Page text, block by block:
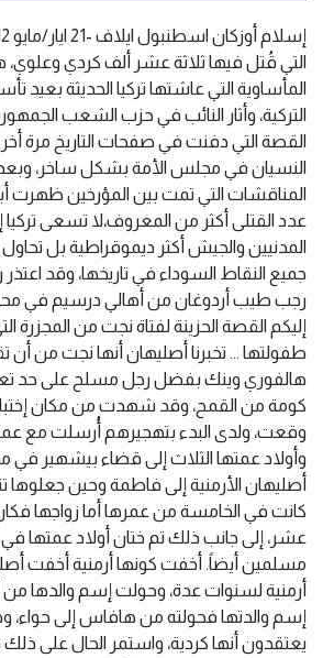
التي قُتل فيها ثلاثة عشر ألف كردي
المأساوية التي عاشتها تركيا الحديثة بعيد
التركية، وأثار النائب في حزب الشعب
القصة التي دفنت في صفحات التاريخ مرة
النسيان في مجلس الأمة بشكل ساخر،
المناقشات التي تمت بين المؤرخين ظهرت
عدد القتلى أكثر من المعروف،لا تسعى
المدنيين والجيش أكثر ديموقراطية بل
جميع النقاط السوداء في تاريخها، وقد اعتذر
رجب طيب أردوغان من أهالي درسيم في
إليكم القصة الحزينة لفتاة نجت من المجزرة
طفولتها … تخبرنا أصليهان أنها نجت من أن
هالفوري وينك بفضل رجل مسلح على حد
كومة من القمح، وقد شهدت من مكان
وقعت، ولدى البدء بتهجيرهم أُرسلت مع
وأولاد عمتها الثلاث إلى قضاء بيشهير في
أصليهان الأرمنية إلى فاطمة وحين جعلوها
كانت في الخامسة من عمرها أما زواجها
عشر، إلى جانب ذلك تم ختان أولاد عمتها
مسلمين أيضاً. أخفت كونها أرمنية أخفت
أرمنية لسنوات عدة، وحولت إسم والدها من
إسم والدتها فحولته من هافاس إلى حواء،
يعتقدون أنها كردية، واستمر الحال على ذلك